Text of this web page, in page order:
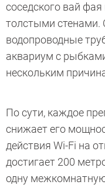
соседского вай
толстыми стенами.
водопроводные
аквариум с
нескольким
По сути, каждое
снижает его
действия Wi-Fi на
достигает 200
одну